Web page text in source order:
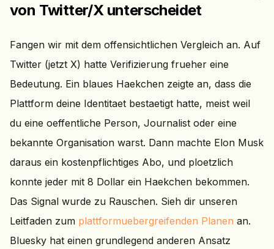
von Twitter/X unterscheidet
Fangen wir mit dem offensichtlichen Vergleich an. Auf
Twitter (jetzt X) hatte Verifizierung frueher eine
Bedeutung. Ein blaues Haekchen zeigte an, dass die
Plattform deine Identitaet bestaetigt hatte, meist weil
du eine oeffentliche Person, Journalist oder eine
bekannte Organisation warst. Dann machte Elon Musk
daraus ein kostenpflichtiges Abo, und ploetzlich
konnte jeder mit 8 Dollar ein Haekchen bekommen.
Das Signal wurde zu Rauschen. Sieh dir unseren
Leitfaden zum plattformuebergreifenden Planen an.
Bluesky hat einen grundlegend anderen Ansatz